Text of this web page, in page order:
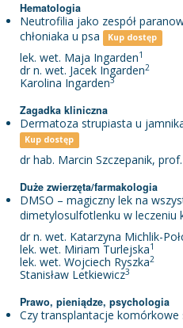
Hematologia
Neutrofilia jako zespół
chłoniaka u psa
Kup dostęp
lek. wet. Maja Ingarden1
dr n. wet. Jacek Ingarden2
Karolina Ingarden3
Zagadka kliniczna
Dermatoza strupiasta u
Kup dostęp
dr hab. Marcin Szczepanik,
Duże zwierzęta/farmakologia
DMSO – magiczny lek na
dimetylosulfotlenku w leczeniu
dr n. wet. Katarzyna Michlik-
lek. wet. Miriam Turlejska1
lek. wet. Wojciech Ryszka2
Stanisław Letkiewicz3
Prawo, pieniądze, psychologia
Czy transplantacje komórkowe